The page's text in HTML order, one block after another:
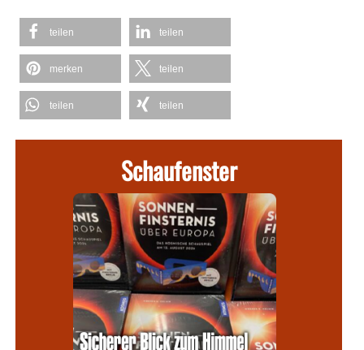
teilen teilen
merken teilen
teilen teilen
Schaufenster